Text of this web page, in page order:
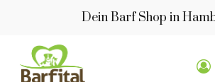
Dein Barf Shop in